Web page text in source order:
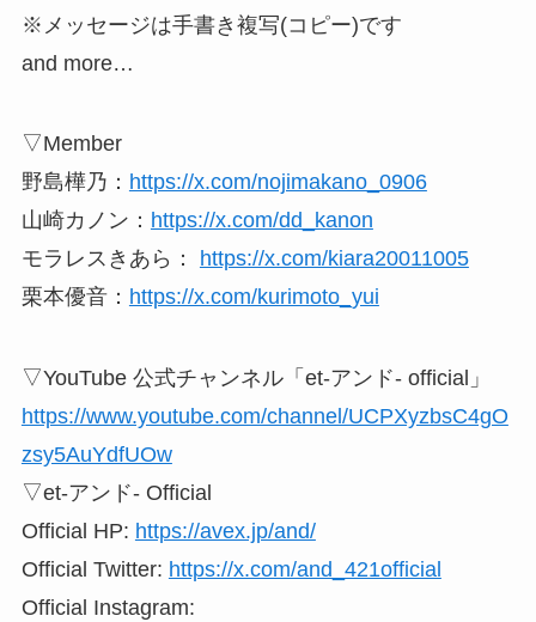
※メッセージは手書き複写(コピー)です
and more…
▽Member
野島樺乃： https://x.com/nojimakano_0906
山崎カノン： https://x.com/dd_kanon
モラレスきあら：
https://x.com/kiara20011005
栗本優音： https://x.com/kurimoto_yui
▽YouTube 公式チャンネル「et-アンド- official」
https://www.youtube.com/channel/UCPXyzbsC4gO
zsy5AuYdfUOw
▽et-アンド- Official
Official HP: https://avex.jp/and/
Official Twitter: https://x.com/and_421official
Official Instagram: